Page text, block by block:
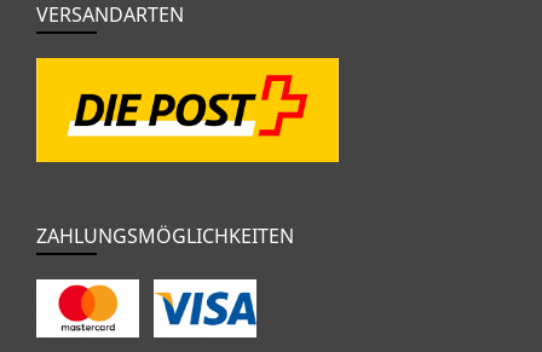
VERSANDARTEN
ZAHLUNGSMÖGLICHKEITEN